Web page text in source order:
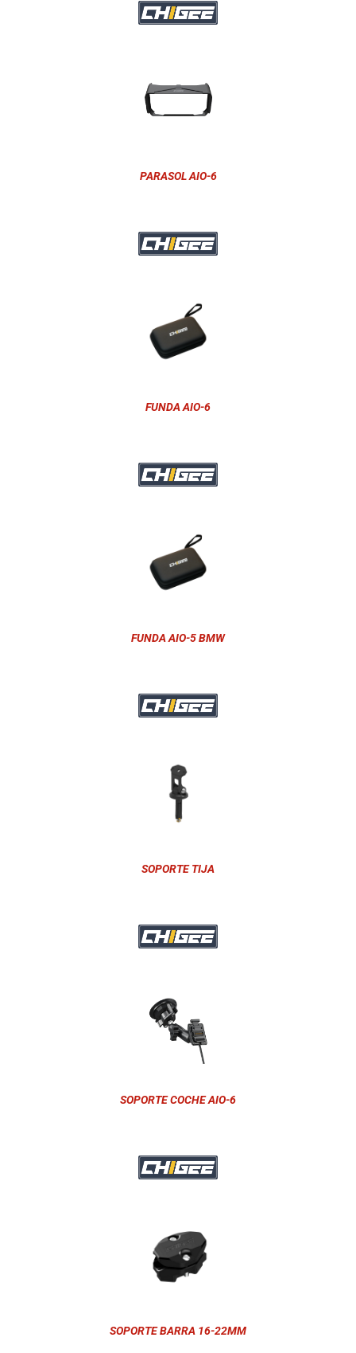
PARASOL AIO-6
FUNDA AIO-6
FUNDA AIO-5 BMW
SOPORTE TIJA
SOPORTE COCHE AIO-6
SOPORTE BARRA 16-22MM